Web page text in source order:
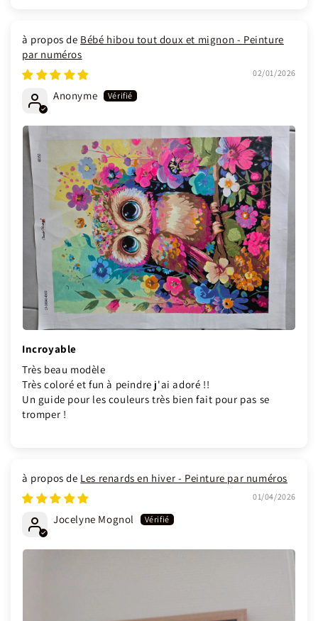
Bébé hibou tout doux et mignon - Peinture
par numéros
02/01/2026
Anonyme
Incroyable
Très beau modèle
Très coloré et fun à peindre j'ai adoré !!
Un guide pour les couleurs très bien fait pour pas se
tromper !
Les renards en hiver - Peinture par numéros
01/04/2026
Jocelyne Mognol